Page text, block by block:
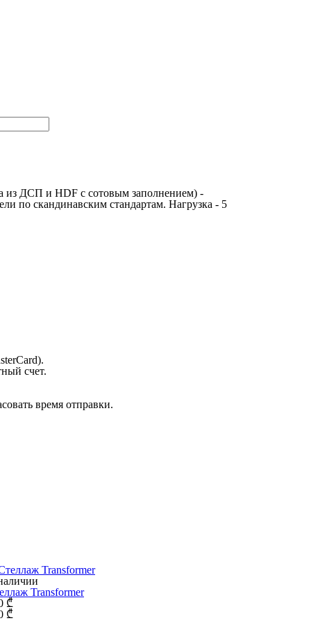
из ДСП и HDF с сотовым заполнением) -
по скандинавским стандартам. Нагрузка - 5
счет.
время отправки.
Transformer
₾
₾